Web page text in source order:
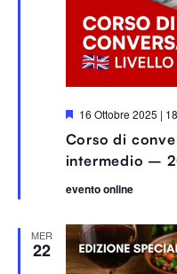
Corso di
intermedio –
S
g
n
a
l
a
i
16 Ottobre 2025 |
evento online
MER
22